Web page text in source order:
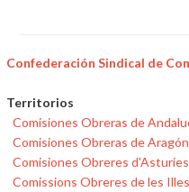
Confederación Sindical de
Territorios
Comisiones Obreras de
Comisiones Obreras de Aragón
Comisiones Obreres d'Asturies
Comissions Obreres de les